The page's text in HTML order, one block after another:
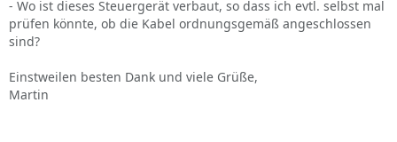
- Wo ist dieses Steuergerät verbaut, so dass ich evtl. selbst mal
prüfen könnte, ob die Kabel ordnungsgemäß angeschlossen
sind?
Einstweilen besten Dank und viele Grüße,
Martin